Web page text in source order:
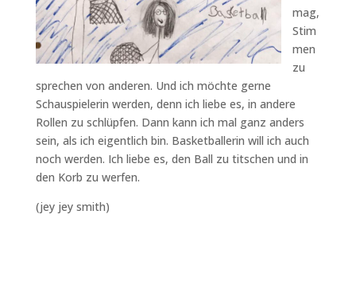
mag,
Stim
men
zu
sprechen von anderen. Und ich möchte gerne
Schauspielerin werden, denn ich liebe es, in andere
Rollen zu schlüpfen. Dann kann ich mal ganz anders
sein, als ich eigentlich bin. Basketballerin will ich auch
noch werden. Ich liebe es, den Ball zu titschen und in
den Korb zu werfen.
(jey jey smith)